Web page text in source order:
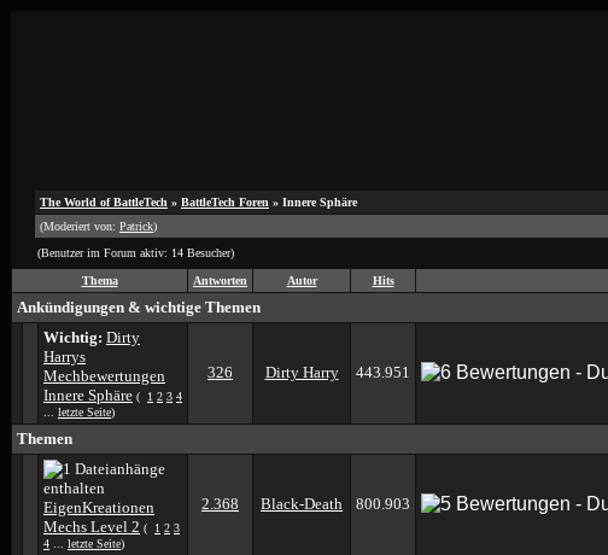
The World of BattleTech » BattleTech Foren » Innere Sphäre
(Moderiert von: Patrick)
(Benutzer im Forum aktiv: 14 Besucher)
Thema Antworten Autor Hits
Ankündigungen & wichtige Themen
Wichtig: Dirty
Harrys
Mechbewertungen
Innere Sphäre ( 1 2 3 4
letzte Seite)
326 Dirty Harry 443.951
Themen
EigenKreationen
Mechs Level 2 ( 1 2 3
4
letzte Seite)
2.368 Black-Death 800.903